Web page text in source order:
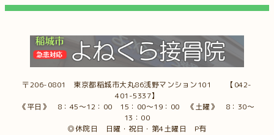
〒206-0801 東京都稲城市大丸86浅野マンション101 【042-
401-5337】
《平日》 8：45～12：00 15：00～19：00 《土曜》 8：30～
13：00
◎休院日 日曜・祝日・第4土曜日 P有